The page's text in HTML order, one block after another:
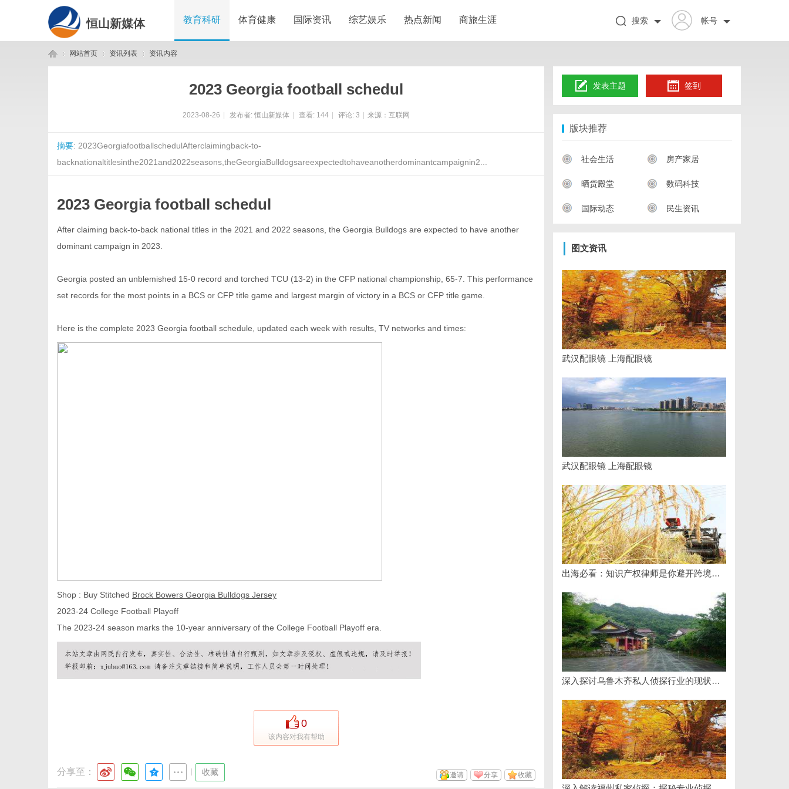
恒山新媒体 教育科研 体育健康 国际资讯 综艺娱乐 热点新闻 商旅生涯 帐号
搜索
网站首页 资讯列表 资讯内容
2023 Georgia football schedul
2023-08-26 发布者: 恒山新媒体 查看: 144 评论: 3 来源：互联网
摘要: 2023GeorgiafootballschedulAfterclaimingback-to-
backnationaltitlesinthe2021and2022seasons,theGeorgiaBulldogsareexpectedtohaveanotherdominantcampaignin2...
2023 Georgia football schedul
After claiming back-to-back national titles in the 2021 and 2022 seasons, the Georgia Bulldogs are expected to have another
dominant campaign in 2023.
Georgia posted an unblemished 15-0 record and torched TCU (13-2) in the CFP national championship, 65-7. This performance
set records for the most points in a BCS or CFP title game and largest margin of victory in a BCS or CFP title game.
Here is the complete 2023 Georgia football schedule, updated each week with results, TV networks and times:
Shop : Buy Stitched Brock Bowers Georgia Bulldogs Jersey
2023-24 College Football Playoff
The 2023-24 season marks the 10-year anniversary of the College Football Playoff era.
0
该内容对我有帮助
分享至： 收藏 收藏
分享
邀请
发表主题 签到
版块推荐
社会生活 房产家居
晒货殿堂 数码科技
国际动态 民生资讯
图文资讯
武汉配眼镜 上海配眼镜
武汉配眼镜 上海配眼镜
出海必看：知识产权律师是你避开跨境雷区的安全垫
深入探讨乌鲁木齐私人侦探行业的现状与发展趋势